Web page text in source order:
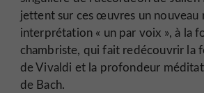
jettent sur ces œuvres un nouveau
interprétation « un par voix », à la
chambriste, qui fait redécouvrir la
de Vivaldi et la profondeur
de Bach.